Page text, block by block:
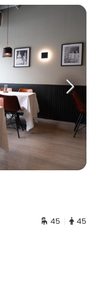
45 45